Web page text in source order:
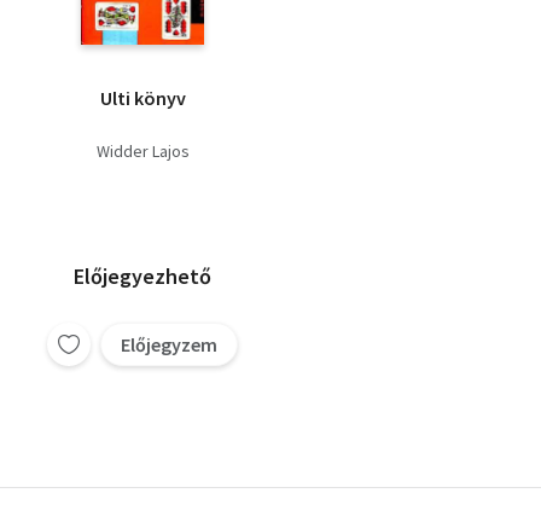
Ulti könyv
Widder Lajos
Előjegyezhető
Előjegyzem